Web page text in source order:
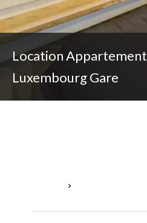
Location Appartement
Luxembourg Gare